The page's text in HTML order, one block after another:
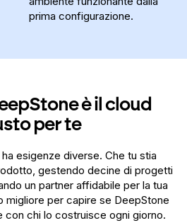
prima configurazione.
è il cloud
per te
esigenze diverse. Che tu stia
gestendo decine di progetti
un partner affidabile per la tua
migliore per capire se DeepStone
con chi lo costruisce ogni giorno.